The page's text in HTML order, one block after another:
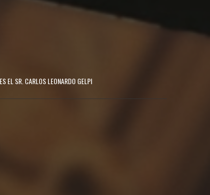
EL SR. CARLOS LEONARDO GELPI